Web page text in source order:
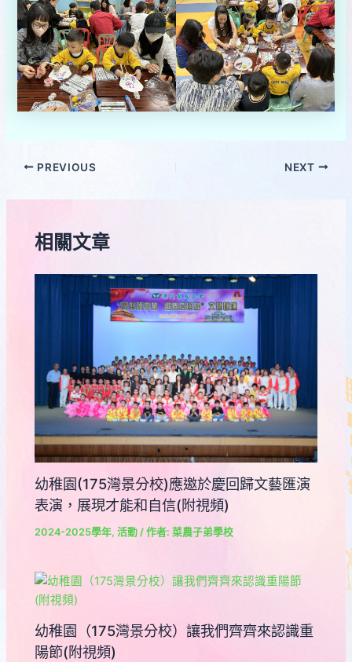
PREVIOUS NEXT
相關文章
幼稚園(175灣景分校)應邀於慶回歸文藝匯演
表演，展現才能和自信(附視頻)
2024-2025學年,活動 / 作者:菜農子弟學校
幼稚園（175灣景分校）讓我們齊齊來認識重
陽節(附視頻)